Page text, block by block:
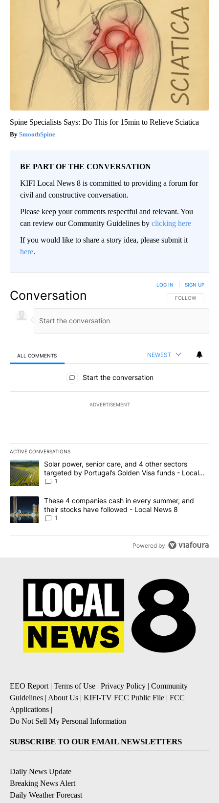
Spine Specialists Says: Do This for 15min to Relieve Sciatica
SmoothSpine
BE PART OF THE CONVERSATION
KIFI Local News 8 is committed to providing a forum for
civil and constructive conversation.
Please keep your comments respectful and relevant. You
can review our Community Guidelines by clicking here
If you would like to share a story idea, please submit it
here.
Conversation FOLLOW THIS
FOLLOW
LOG IN SIGN UP
ALL COMMENTS NEWEST
All Comments
Start the conversation
ADVERTISEMENT
ACTIVE CONVERSATIONS
The following is a list of the most commented articles in the last
A trending article titled "Solar power, senior care, and 4 other
Solar power, senior care, and 4 other sectors
targeted by Portugal’s Golden Visa funds - Local
News 8
1
A trending article titled "These 4 companies cash in every
These 4 companies cash in every summer, and
their stocks have followed - Local News 8
1
Powered by
EEO Report | Terms of Use | Privacy Policy | Community
Guidelines | About Us | KIFI-TV FCC Public File | FCC
Applications |
Do Not Sell My Personal Information
SUBSCRIBE TO OUR EMAIL NEWSLETTERS
Daily News Update
Breaking News Alert
Daily Weather Forecast